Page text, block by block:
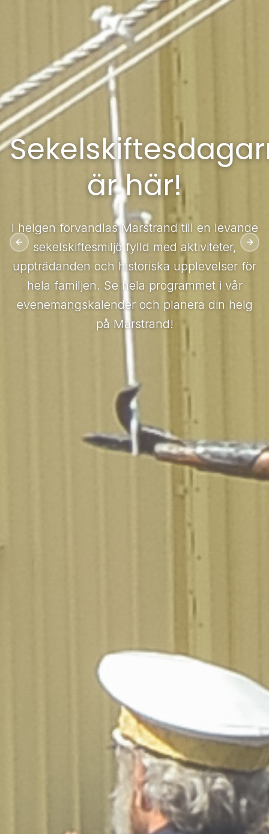
är här!
I helgen förvandlas Marstrand till en levande
sekelskiftesmiljö fylld med aktiviteter,
uppträdanden och historiska upplevelser för
hela familjen. Se hela programmet i vår
evenemangskalender och planera din helg
på Marstrand!
är här!
I helgen förvandlas Marstrand till en levande
sekelskiftesmiljö fylld med aktiviteter,
uppträdanden och historiska upplevelser för
hela familjen. Se hela programmet i vår
evenemangskalender och planera din helg
på Marstrand!
Previous slide